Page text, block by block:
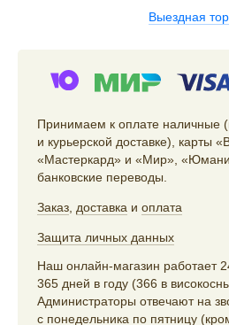
Выездная
Принимаем к оплате наличные
и курьерской доставке), карты
«Мастеркард» и «Мир»,
банковские переводы.
Заказ доставка и оплата
Защита личных данных
Наш онлайн-магазин работает
365 дней в году (366 в
Администраторы отвечают на
с понедельника по пятницу